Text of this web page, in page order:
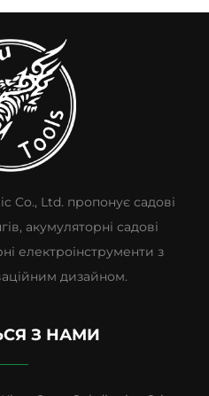
Co., Ltd. пропонує садові
акумуляторні садові
електроінструменти з
дизайном.
З НАМИ